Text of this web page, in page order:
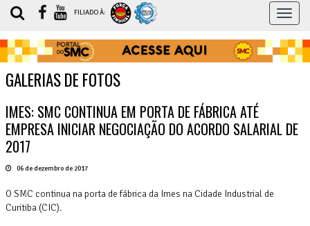
MENU
FILIADO À:
GALERIAS DE FOTOS
IMES: SMC CONTINUA EM PORTA DE FÁBRICA ATÉ
EMPRESA INICIAR NEGOCIAÇÃO DO ACORDO SALARIAL DE
2017
06 de dezembro de 2017
O SMC continua na porta de fábrica da Imes na Cidade Industrial de
Curitiba (CIC).